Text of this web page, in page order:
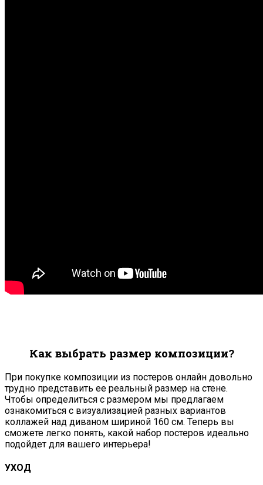
Как выбрать размер композиции?
При покупке композиции из постеров онлайн довольно
трудно представить ее реальный размер на стене.
Чтобы определиться с размером мы предлагаем
ознакомиться с визуализацией разных вариантов
коллажей над диваном шириной 160 см. Теперь вы
сможете легко понять, какой набор постеров идеально
подойдет для вашего интерьера!
УХОД